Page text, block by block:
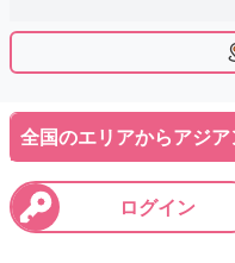
全国のエリアからアジ
ログイン